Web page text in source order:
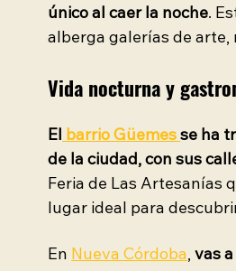
único al caer la noche.
alberga galerías de
Vida nocturna y
El barrio Güemes se ha
de la ciudad, con sus
Feria de Las Artesanías
lugar ideal para
En Nueva Córdoba, vas